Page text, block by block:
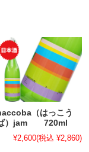
（はっこう
）jam 720ml
¥2,600(税込 ¥2,860)